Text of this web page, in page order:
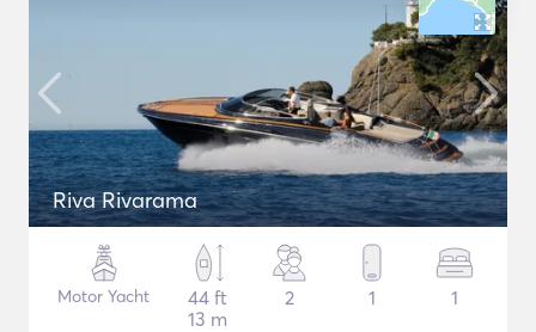
Riva Rivarama
Motor Yacht
44 ft
13 m
2 1 1